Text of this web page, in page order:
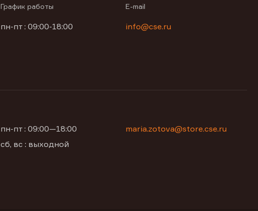
График работы
пн-пт : 09:00-18:00
E-mail
info@cse.ru
пн-пт : 09:00—18:00
сб, вс : выходной
maria.zotova@store.cse.ru